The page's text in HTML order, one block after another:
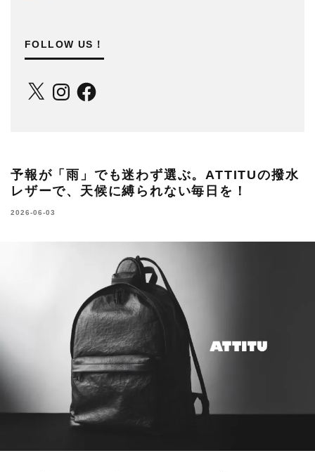
FOLLOW US！
X InstagramFacebook
予報が「雨」でも迷わず選ぶ。ATTITUの撥水
レザーで、天候に縛られない毎日を！
2026-06-03